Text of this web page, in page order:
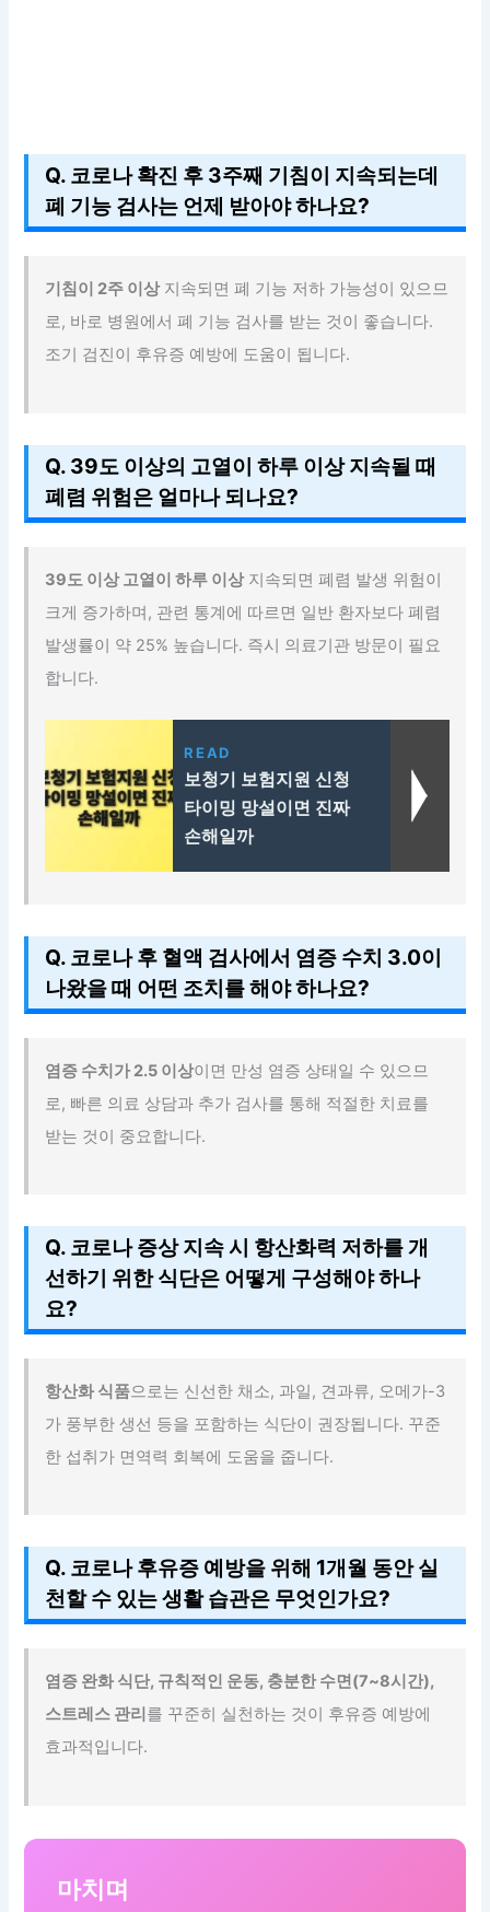
Q. 코로나 확진 후 3주째 기침이 지속되는데
폐 기능 검사는 언제 받아야 하나요?
기침이 2주 이상지속되면 폐 기능 저하 가능성이 있으므
로, 바로 병원에서 폐 기능 검사를 받는 것이 좋습니다.
조기 검진이 후유증 예방에 도움이 됩니다.
Q. 39도 이상의 고열이 하루 이상 지속될 때
폐렴 위험은 얼마나 되나요?
39도 이상 고열이 하루 이상지속되면 폐렴 발생 위험이
크게 증가하며, 관련 통계에 따르면 일반 환자보다 폐렴
발생률이 약 25% 높습니다. 즉시 의료기관 방문이 필요
합니다.
READ
보청기 보험지원 신청
타이밍 망설이면 진짜
손해일까
Q. 코로나 후 혈액 검사에서 염증 수치 3.0이
나왔을 때 어떤 조치를 해야 하나요?
염증 수치가 2.5 이상이면 만성 염증 상태일 수 있으므
로, 빠른 의료 상담과 추가 검사를 통해 적절한 치료를
받는 것이 중요합니다.
Q. 코로나 증상 지속 시 항산화력 저하를 개
선하기 위한 식단은 어떻게 구성해야 하나
요?
항산화 식품으로는 신선한 채소, 과일, 견과류, 오메가-3
가 풍부한 생선 등을 포함하는 식단이 권장됩니다. 꾸준
한 섭취가 면역력 회복에 도움을 줍니다.
Q. 코로나 후유증 예방을 위해 1개월 동안 실
천할 수 있는 생활 습관은 무엇인가요?
염증 완화 식단, 규칙적인 운동, 충분한 수면(7~8시간),
스트레스 관리 를 꾸준히 실천하는 것이 후유증 예방에
효과적입니다.
마치며